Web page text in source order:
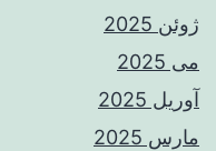
ژوئن 2025
می 2025
آوریل 2025
مارس 2025